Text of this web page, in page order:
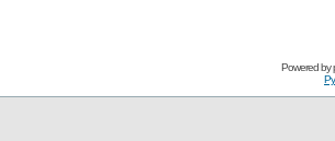
Powered by